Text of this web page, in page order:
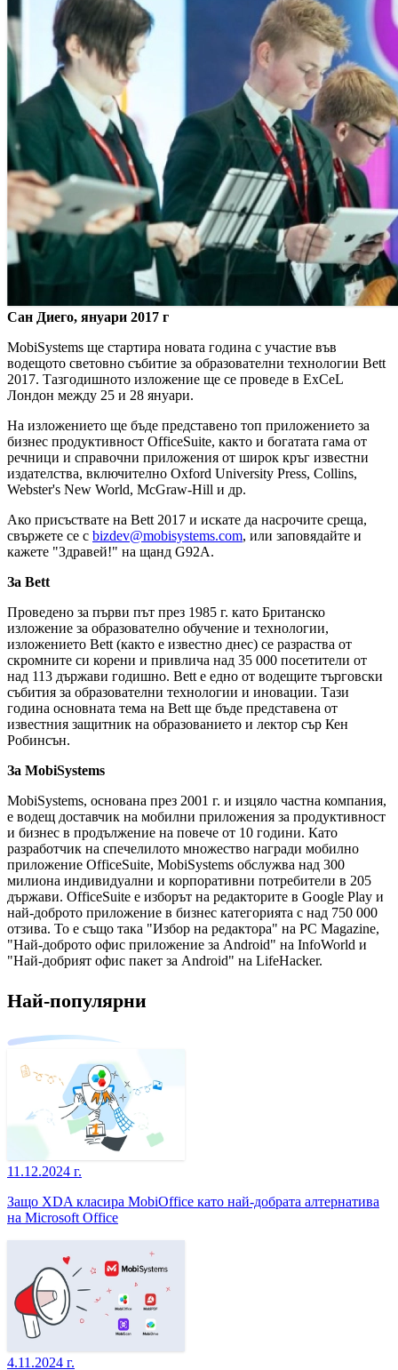
Сан Диего, януари 2017 г
MobiSystems ще стартира новата година с участие във
водещото световно събитие за образователни технологии Bett
2017. Тазгодишното изложение ще се проведе в ExCeL
Лондон между 25 и 28 януари.
На изложението ще бъде представено топ приложението за
бизнес продуктивност OfficeSuite, както и богатата гама от
речници и справочни приложения от широк кръг известни
издателства, включително Oxford University Press, Collins,
Webster's New World, McGraw-Hill и др.
Ако присъствате на Bett 2017 и искате да насрочите среща,
свържете се с bizdev@mobisystems.com, или заповядайте и
кажете "Здравей!" на щанд G92A.
За Bett
Проведено за първи път през 1985 г. като Британско
изложение за образователно обучение и технологии,
изложението Bett (както е известно днес) се разраства от
скромните си корени и привлича над 35 000 посетители от
над 113 държави годишно. Bett е едно от водещите търговски
събития за образователни технологии и иновации. Тази
година основната тема на Bett ще бъде представена от
известния защитник на образованието и лектор сър Кен
Робинсън.
За MobiSystems
MobiSystems, основана през 2001 г. и изцяло частна компания,
е водещ доставчик на мобилни приложения за продуктивност
и бизнес в продължение на повече от 10 години. Като
разработчик на спечелилото множество награди мобилно
приложение OfficeSuite, MobiSystems обслужва над 300
милиона индивидуални и корпоративни потребители в 205
държави. OfficeSuite е изборът на редакторите в Google Play и
най-доброто приложение в бизнес категорията с над 750 000
отзива. То е също така "Избор на редактора" на PC Magazine,
"Най-доброто офис приложение за Android" на InfoWorld и
"Най-добрият офис пакет за Android" на LifeHacker.
Най-популярни
11.12.2024 г.
Защо XDA класира MobiOffice като най-добрата алтернатива
на Microsoft Office
4.11.2024 г.